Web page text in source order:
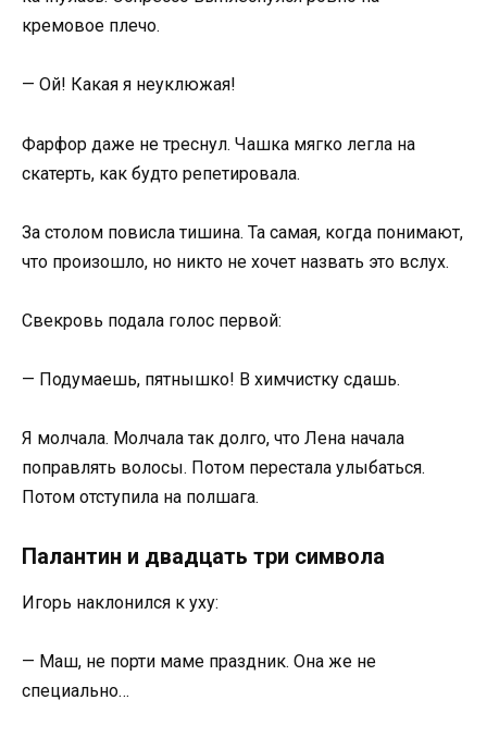
кремовое плечо.
— Ой! Какая я неуклюжая!
Фарфор даже не треснул. Чашка мягко легла на
скатерть, как будто репетировала.
За столом повисла тишина. Та самая, когда понимают,
что произошло, но никто не хочет назвать это вслух.
Свекровь подала голос первой:
— Подумаешь, пятнышко! В химчистку сдашь.
Я молчала. Молчала так долго, что Лена начала
поправлять волосы. Потом перестала улыбаться.
Потом отступила на полшага.
Палантин и двадцать три символа
Игорь наклонился к уху:
— Маш, не порти маме праздник. Она же не
специально…